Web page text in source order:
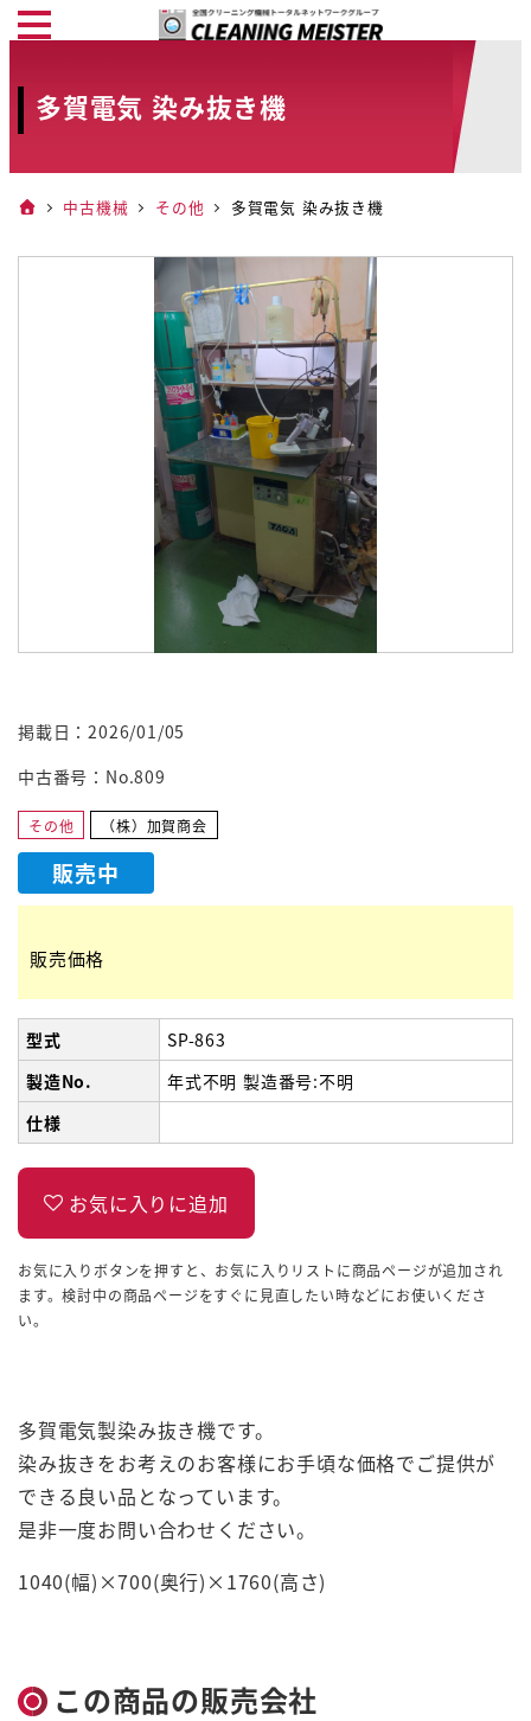
メ
ン
ン
ツ
多賀電気 染み抜き機
中古機械 その他 多賀電気 染み抜き機
掲載日：2026/01/05
中古番号：No.809
その他 （株）加賀商会
販売中
販売価格
型式
SP-863
製造No.
年式不明 製造番号:不明
仕様
お気に入りボタンを押すと、お気に入りリストに商品ページが追加され
ます。検討中の商品ページをすぐに見直したい時などにお使いくださ
い。
多賀電気製染み抜き機です。
染み抜きをお考えのお客様にお手頃な価格でご提供が
できる良い品となっています。
是非一度お問い合わせください。
1040(幅)×700(奥行)×1760(高さ)
この商品の販売会社